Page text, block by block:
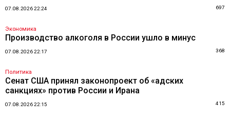
07.08.2026 22:24 697
Экономика
Производство алкоголя в России ушло в минус
07.08.2026 22:17 368
Политика
Сенат США принял законопроект об «адских
санкциях» против России и Ирана
07.08.2026 22:15 415